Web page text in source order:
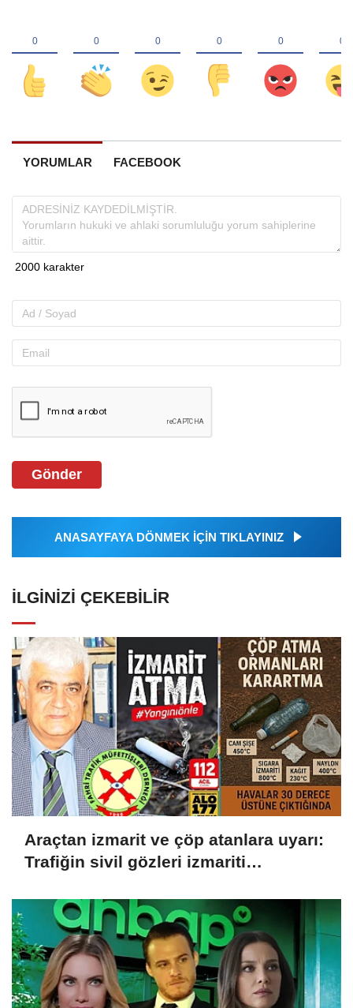
YORUMLAR FACEBOOK
Gönder
ANASAYFAYA DÖNMEK İÇİN TIKLAYINIZ
İLGINIZI ÇEKEBILIR
Araçtan izmarit ve çöp atanlara uyarı:
Trafiğin sivil gözleri izmariti